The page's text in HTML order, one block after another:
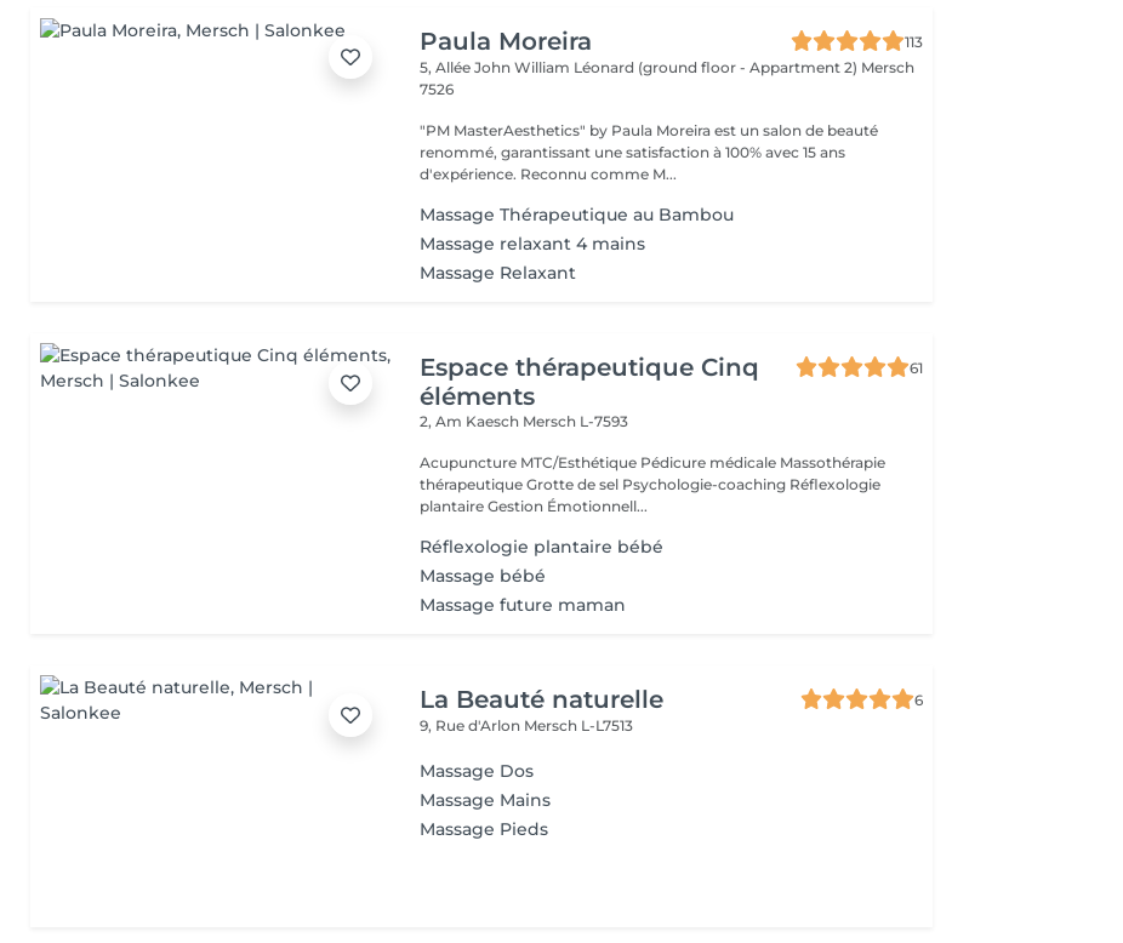
Paula Moreira
113
5, Allée John William Léonard (ground floor - Appartment 2) Mersch
7526
"PM MasterAesthetics" by Paula Moreira est un salon de beauté
renommé, garantissant une satisfaction à 100% avec 15 ans
d'expérience. Reconnu comme M...
Massage Thérapeutique au Bambou
Massage relaxant 4 mains
Massage Relaxant
Espace thérapeutique Cinq
éléments
61
2, Am Kaesch Mersch L-7593
Acupuncture MTC/Esthétique Pédicure médicale Massothérapie
thérapeutique Grotte de sel Psychologie-coaching Réflexologie
plantaire Gestion Émotionnell...
Réflexologie plantaire bébé
Massage bébé
Massage future maman
La Beauté naturelle
6
9, Rue d'Arlon Mersch L-L7513
Massage Dos
Massage Mains
Massage Pieds